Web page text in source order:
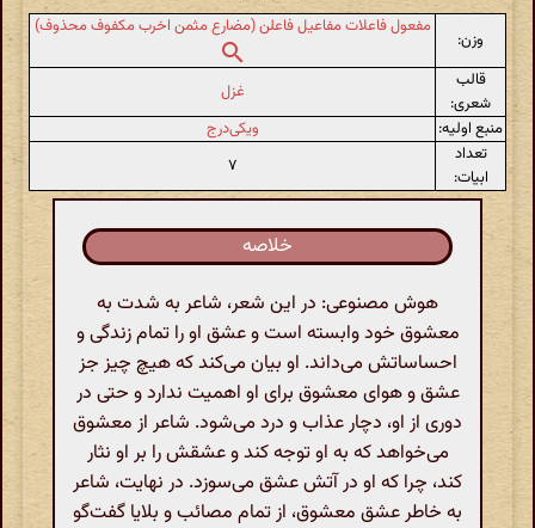
وزن:
مفعول فاعلات مفاعیل فاعلن (مضارع مثمن اخرب مکفوف محذوف)
قالب
شعری:
غزل
منبع اولیه:
ویکی‌درج
تعداد
ابیات:
۷
خلاصه
هوش مصنوعی: در این شعر، شاعر به شدت به
معشوق خود وابسته است و عشق او را تمام زندگی و
احساساتش می‌داند. او بیان می‌کند که هیچ چیز جز
عشق و هوای معشوق برای او اهمیت ندارد و حتی در
دوری از او، دچار عذاب و درد می‌شود. شاعر از معشوق
می‌خواهد که به او توجه کند و عشقش را بر او نثار
کند، چرا که او در آتش عشق می‌سوزد. در نهایت، شاعر
به خاطر عشق معشوق، از تمام مصائب و بلایا گفت‌گو